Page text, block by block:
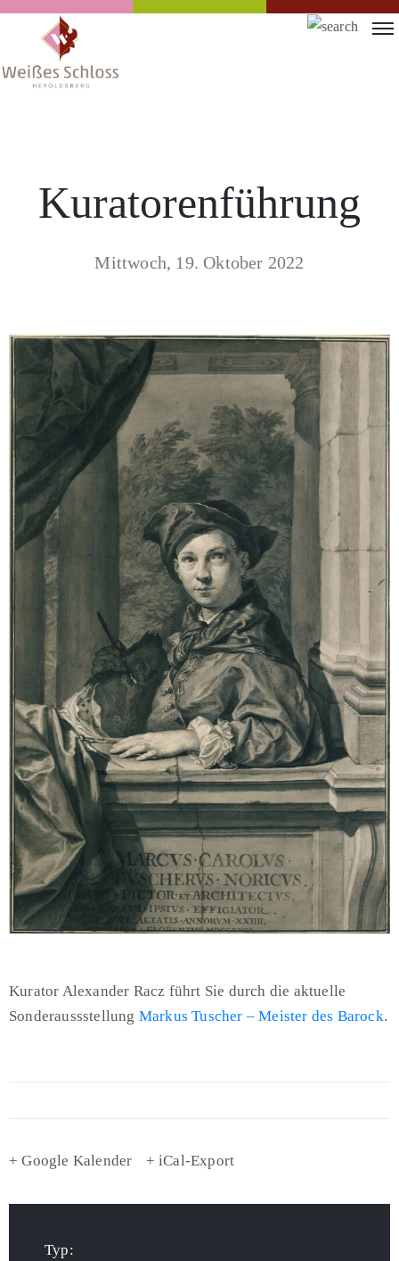
Kuratorenführung
Mittwoch, 19. Oktober 2022
Kurator Alexander Racz führt Sie durch die aktuelle
Sonderaussstellung Markus Tuscher – Meister des Barock.
+ Google Kalender + iCal-Export
Typ: